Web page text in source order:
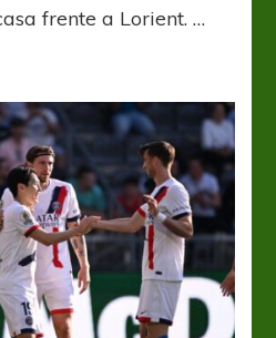
cayó
empate
frente a Lorient. …